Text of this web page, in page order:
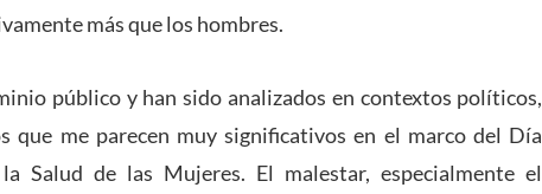
más que los hombres.
público y han sido analizados en contextos políticos,
que me parecen muy significativos en el marco del Día
Salud de las Mujeres. El malestar, especialmente el